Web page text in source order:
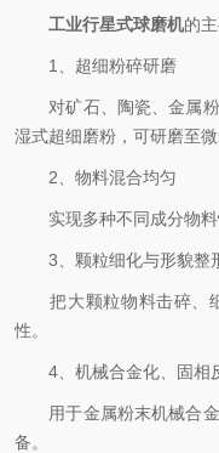
工业行星式球磨机的
1、超细粉碎研磨
对矿石、陶瓷、金属粉
湿式超细磨粉，可研磨至微
2、物料混合均匀
实现多种不同成分物料
3、颗粒细化与形貌整
把大颗粒物料击碎、细
性。
4、机械合金化、固相
用于金属粉末机械合金
备。